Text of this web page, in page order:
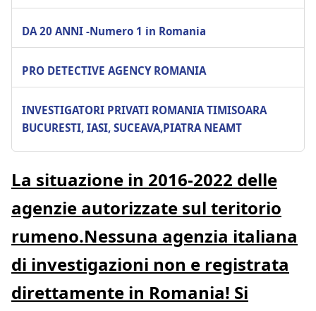
DA 20 ANNI -Numero 1 in Romania
PRO DETECTIVE AGENCY ROMANIA
INVESTIGATORI PRIVATI ROMANIA TIMISOARA
BUCURESTI, IASI, SUCEAVA,PIATRA NEAMT
La situazione in 2016-2022 delle
agenzie autorizzate sul teritorio
rumeno.Nessuna agenzia italiana
di investigazioni non e registrata
direttamente in Romania! Si